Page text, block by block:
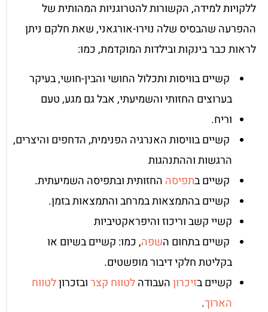
ללקויות למידה, הקשורות להטרוגניות המהותית של
ההפרעה שהבסיס שלה נוירו-אורגאני, שאת חלקם ניתן
לראות כבר בינקות ובילדות המוקדמת, כמו:
קשיים בוויסות ותכלול החושי והבין-חושי, בעיקר
בערוצים החזותי והשמיעתי, אבל גם מגע, טעם
וריח.
קשיים בוויסות האנרגיה הפנימית, הדחפים והיצרים,
הרגשות וההתנהגות
קשיים בתפיסה החזותית ובתפיסה השמיעתית.
קשיים בהתמצאות במרחב והתמצאות בזמן.
קשיי קשב וריכוז והיפראקטיביות
קשיים בתחום השפה, כמו: קשיים בשיום או
בקליטת חלקי דיבור מופשטים.
קשיים בזיכרוןהעבודהלטווח קצרובזכרוןלטווח
הארוך.